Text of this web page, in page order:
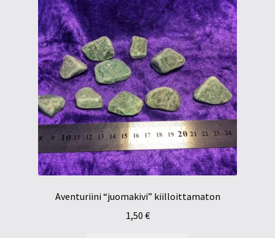
Aventuriini “juomakivi” kiilloittamaton
1,50 €